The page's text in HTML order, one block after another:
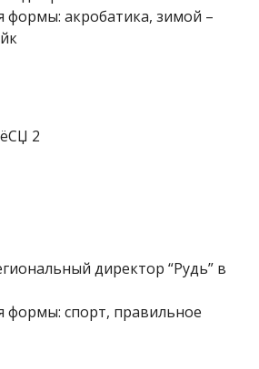
формы: акробатика, зимой –
директор “Рудь” в
формы: спорт, правильное